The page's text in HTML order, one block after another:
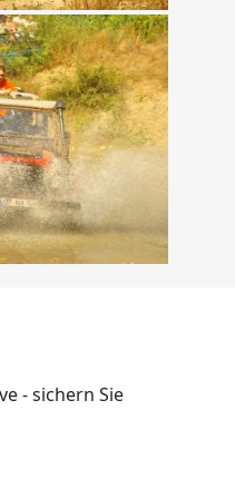
- sichern Sie